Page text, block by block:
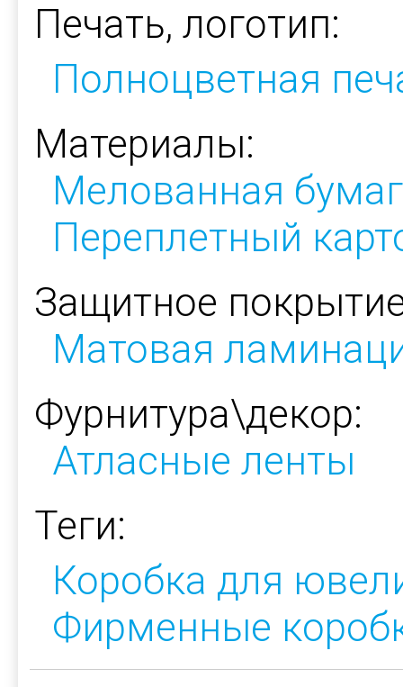
Печать, логотип:
Полноцветная
Материалы:
Мелованная
Переплетный
Защитное
Матовая
Фурнитура\декор:
Атласные ленты
Теги:
Коробка для
Фирменные